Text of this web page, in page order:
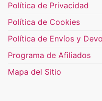
Política de Privacidad
Política de Cookies
Política de Envíos y
Programa de Afiliados
Mapa del Sitio